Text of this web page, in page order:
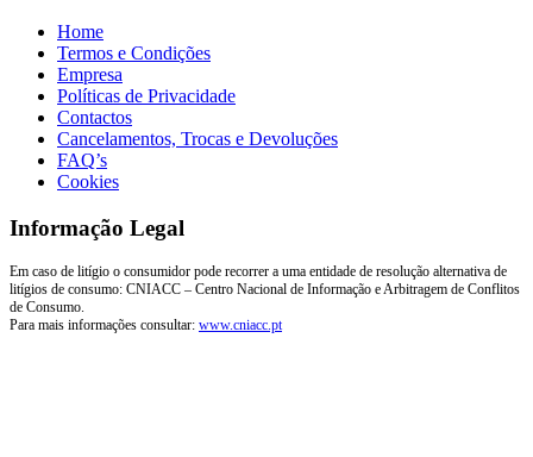
Home
Termos e Condições
Empresa
Políticas de Privacidade
Contactos
Cancelamentos, Trocas e Devoluções
FAQ’s
Cookies
Informação Legal
Em caso de litígio o consumidor pode recorrer a uma entidade de resolução alternativa de
litígios de consumo: CNIACC – Centro Nacional de Informação e Arbitragem de Conflitos
de Consumo.
Para mais informações consultar: www.cniacc.pt